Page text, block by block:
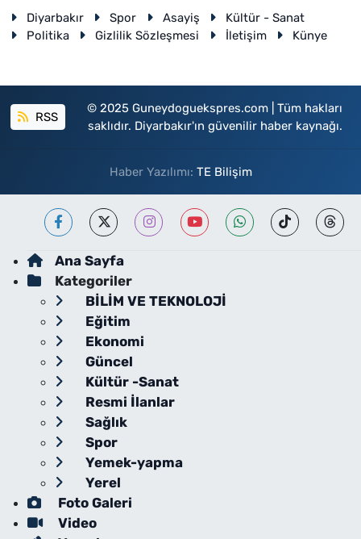
Diyarbakır Spor Asayiş
Kültür - Sanat
Politika
Gizlilik Sözleşmesi İletişim Künye
RSS
© 2025 Guneydoguekspres.com | Tüm hakları
saklıdır. Diyarbakır'ın güvenilir haber kaynağı.
Haber Yazılımı: TE Bilişim
Ana Sayfa
Kategoriler
BİLİM VE TEKNOLOJİ
Eğitim
Ekonomi
Güncel
Kültür -Sanat
Resmi İlanlar
Sağlık
Spor
Yemek-yapma
Yerel
Foto Galeri
Video